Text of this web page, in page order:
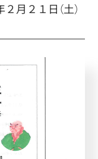
月２１日（土）